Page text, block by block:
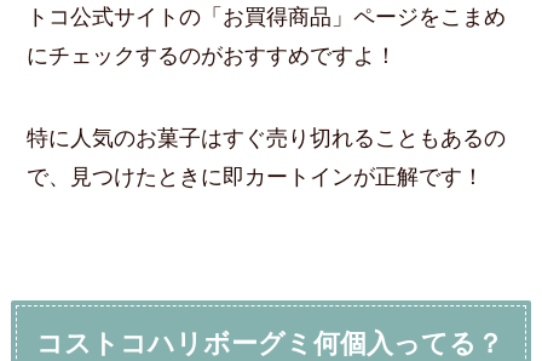
トコ公式サイトの「お買得商品」ページをこまめ
にチェックするのがおすすめですよ！
特に人気のお菓子はすぐ売り切れることもあるの
で、見つけたときに即カートインが正解です！
コストコハリボーグミ何個入ってる？